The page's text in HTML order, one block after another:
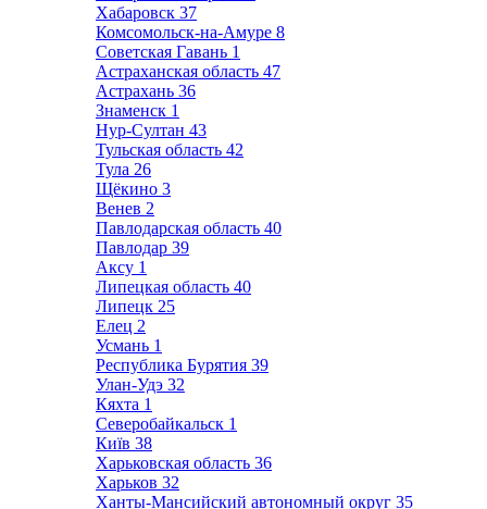
Хабаровск 37
Комсомольск-на-Амуре 8
Советская Гавань 1
Астраханская область 47
Астрахань 36
Знаменск 1
Нур-Султан 43
Тульская область 42
Тула 26
Щёкино 3
Венев 2
Павлодарская область 40
Павлодар 39
Аксу 1
Липецкая область 40
Липецк 25
Елец 2
Усмань 1
Республика Бурятия 39
Улан-Удэ 32
Кяхта 1
Северобайкальск 1
Київ 38
Харьковская область 36
Харьков 32
Ханты-Мансийский автономный округ 35